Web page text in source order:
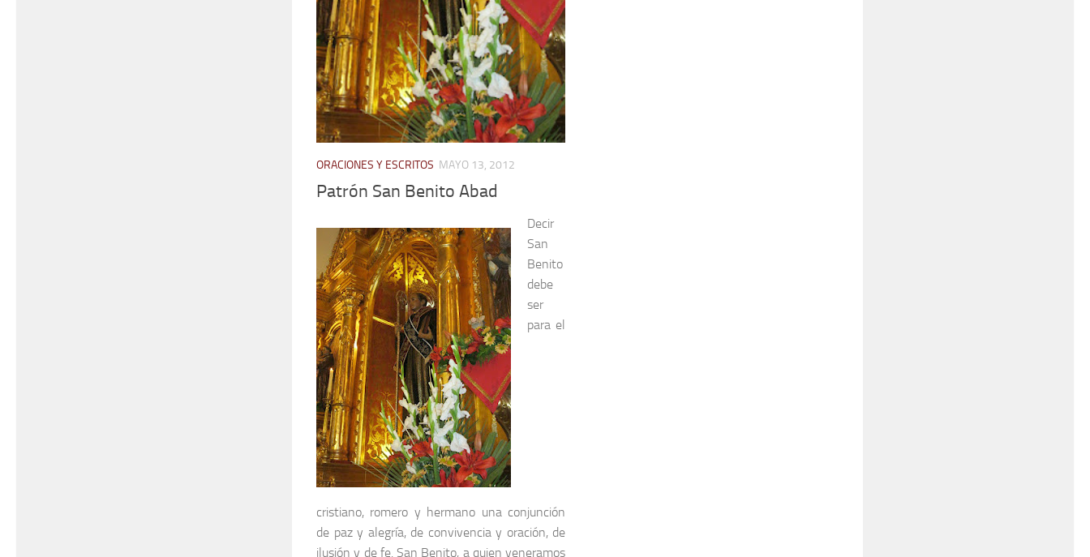
ORACIONES Y ESCRITOS MAYO 13, 2012
Patrón San Benito Abad
Decir
San
Benito
debe
ser
para el
cristiano, romero y hermano una conjunción
de paz y alegría, de convivencia y oración, de
ilusión y de fe. San Benito, a quien veneramos